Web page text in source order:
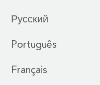
Русский
Português
Français